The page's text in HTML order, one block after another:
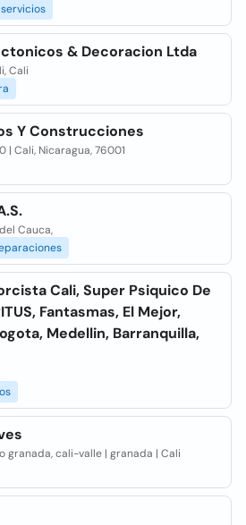
servicios
& Decoracion Ltda
Cali
Y Construcciones
| Cali, Nicaragua, 76001
Cauca,
Cali, Super Psiquico De
Fantasmas, El Mejor,
Medellin, Barranquilla,
granada, cali-valle | granada | Cali